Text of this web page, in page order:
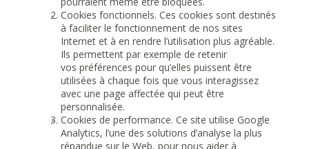
Cookies fonctionnels. Ces cookies sont destinés
à faciliter le fonctionnement de nos sites
Internet et à en rendre l’utilisation plus agréable.
Ils permettent par exemple de retenir
vos préférences pour qu’elles puissent être
utilisées à chaque fois que vous interagissez
avec une page affectée qui peut être
personnalisée.
Cookies de performance. Ce site utilise Google
Analytics, l’une des solutions d’analyse la plus
répandue sur le Web, pour nous aider à